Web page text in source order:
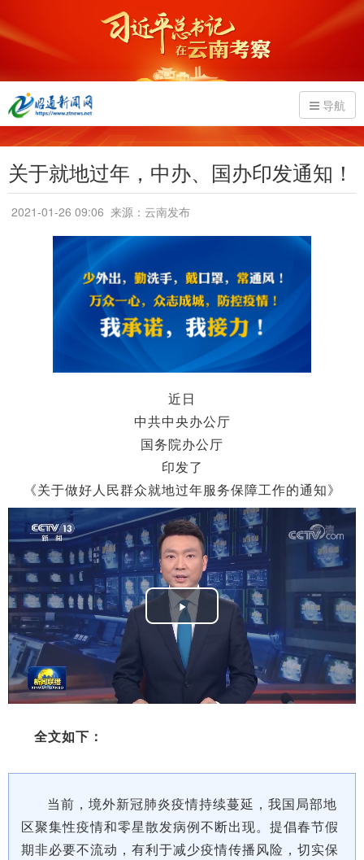
导航
关于就地过年，中办、国办印发通知！
2021-01-26 09:06 来源：云南发布
近日
中共中央办公厅
国务院办公厅
印发了
《关于做好人民群众就地过年服务保障工作的通知》
Play
Video
全文如下：
当前，境外新冠肺炎疫情持续蔓延，我国局部地
区聚集性疫情和零星散发病例不断出现。提倡春节假
期非必要不流动，有利于减少疫情传播风险，切实保